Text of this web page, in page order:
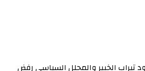
تيراب الخبير والمحلل السياسي رفض